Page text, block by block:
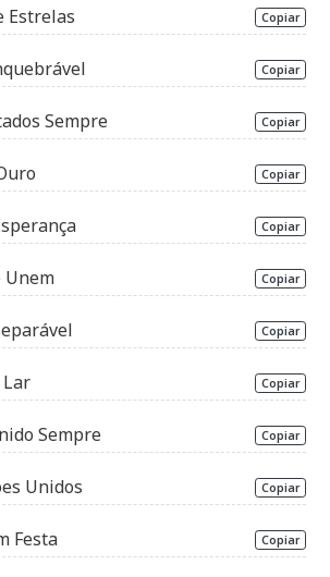
Estrelas Copiar
Copiar
Sempre Copiar
Copiar
Copiar
Unem Copiar
Copiar
Copiar
Sempre Copiar
Unidos Copiar
Festa Copiar